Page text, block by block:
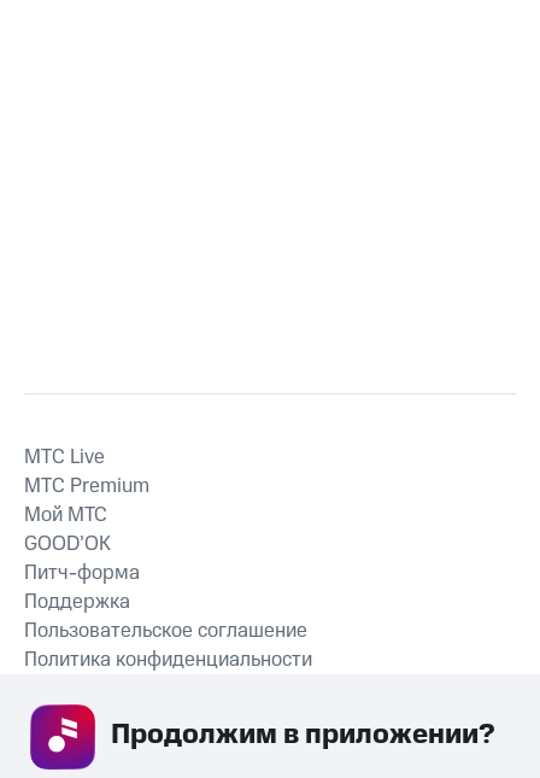
СКАЧАТЬ ПРИЛОЖЕНИЕ
MTС Live
MTС Premium
Мой МТС
GOOD’OK
Питч-форма
Поддержка
Пользовательское соглашение
Политика конфиденциальности